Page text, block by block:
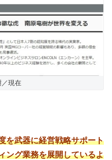
現在
を武器に経営戦略サポート
ング業務を展開しているよ